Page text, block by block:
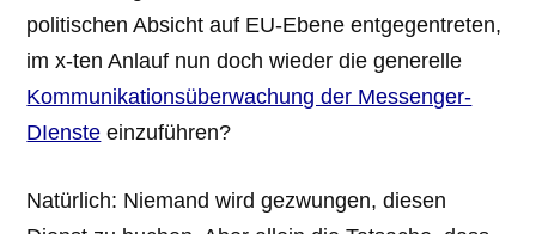
politischen Absicht auf EU-Ebene entgegentreten,
im x-ten Anlauf nun doch wieder die generelle
Kommunikationsüberwachung der Messenger-
DIenste einzuführen?
Natürlich: Niemand wird gezwungen, diesen